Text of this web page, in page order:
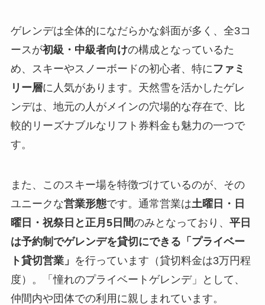
ゲレンデは全体的になだらかな斜面が多く、全3コ
ースが初級・中級者向けの構成となっているた
め、スキーやスノーボードの初心者、特に ファミ
リー層に人気があります。天然雪を活かしたゲレ
ンデは、地元の人がメインの穴場的な存在で、比
較的リーズナブルなリフト券料金も魅力の一つで
す。
また、このスキー場を特徴づけているのが、その
ユニークな営業形態です。通常営業は土曜日・日
曜日・祝祭日と正月5日間のみとなっており、 平日
は予約制でゲレンデを貸切にできる「プライベー
ト貸切営業」 を行っています（貸切料金は3万円程
度）。「憧れのプライベートゲレンデ」として、
仲間内や団体での利用に親しまれています。